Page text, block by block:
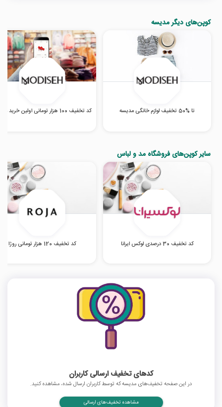
کوپن‌های دیگر مدیسه
تا %50 تخفیف لوازم خانگی مدیسه کد تخفیف 100 هزار تومانی اولین خرید مدیسه
سایر کوپن‌های فروشگاه مد و لباس
کد تخفیف 30 درصدی لوکس ایرانا کد تخفیف 120 هزار تومانی روژا
کدهای تخفیف ارسالی کاربران
در این صفحه تخفیف‌های مدیسه که توسط کاربران ارسال شده، مشاهده کنید.
مشاهده تخفیف‌های ارسالی